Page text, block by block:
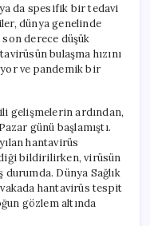
da spesifik bir tedavi
dünya genelinde
derece düşük
bulaşma hızını
ve pandemik bir
gelişmelerin ardından,
günü başlamıştı.
hantavirüs
bildirilirken, virüsün
Dünya Sağlık
hantavirüs tespit
gözlem altında